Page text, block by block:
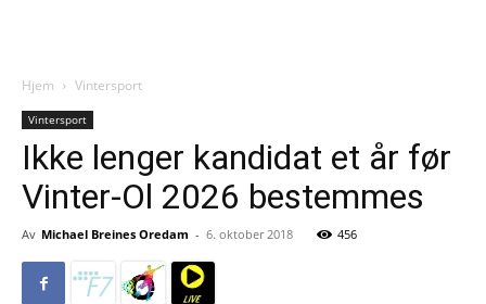
Hjem Vintersport
Vintersport
Ikke lenger kandidat et år før
Vinter-Ol 2026 bestemmes
Av Michael Breines Oredam - 6. oktober 2018 456